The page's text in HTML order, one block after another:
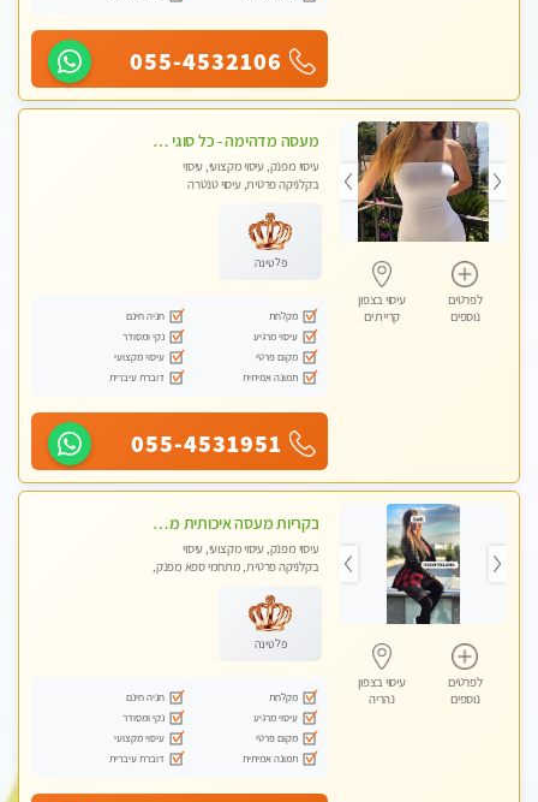
055-4532106
לפרטים
נוספים
עיסוי בצפון
קריית ים
מעסה מדהימה - כל סוגי העיסויים מעסה מקצועית ואיכותית פרטי!!!חוויה בלתי נשכחת!
עיסוי מפנק, עיסוי מקצועי, עיסוי
בקלניקה פרטית, עיסוי טנטרה
פלטינה
מקלחת
חניה חינם
עיסוי מרגיע
נקי ומסודר
מקום פרטי
עיסוי מקצועי
תמונה אמיתית
דוברת עיברית
055-4531951
לפרטים
נוספים
עיסוי בצפון
נהריה
בקריות מעסה איכותית מפנקת ומקצועית עיסוי חלומי ..... ללא מין !!
עיסוי מפנק, עיסוי מקצועי, עיסוי
בקלניקה פרטית, מתחמי ספא מפנק,
פלטינה
מקלחת
חניה חינם
עיסוי מרגיע
נקי ומסודר
מקום פרטי
עיסוי מקצועי
תמונה אמיתית
דוברת עיברית